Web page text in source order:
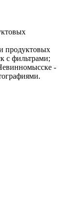
продуктовых
с фильтрами;
-